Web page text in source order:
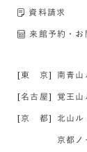
資料請求
来館予約・お
[東 京] 南青山
[名古屋] 覚王山
[京 都] 北山ル
京都